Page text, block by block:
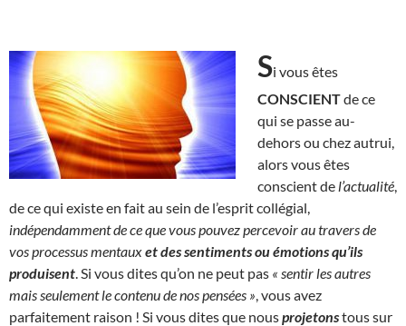
Si vous êtes
CONSCIENTde ce
qui se passe au-
dehors ou chez autrui,
alors vous êtes
conscient de l’actualité
de ce qui existe en fait au sein de l’esprit collégial,
indépendamment de ce que vous pouvez percevoir au travers de
vos processus mentauxet des sentiments ou émotions qu’ils
produisent . Si vous dites qu’on ne peut pas « sentir les autres
mais seulement le contenu de nos pensées » , vous avez
parfaitement raison ! Si vous dites que nousprojetonstous sur